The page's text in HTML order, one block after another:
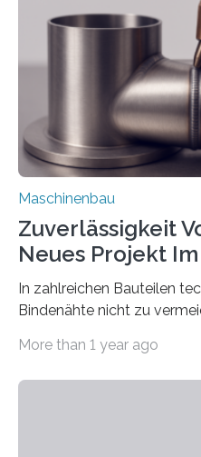
besser in spezifische
einzubinden. Sankt
vom 23. bis 25.
Maschinenbau
Zuverlässigkeit
Neues Projekt
In zahlreichen Bauteilen
Bindenähte nicht zu
Matrixmaterials eine große
More than 1 year ago